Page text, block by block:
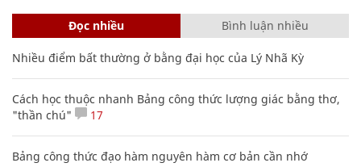
Đọc nhiều Bình luận nhiều
Nhiều điểm bất thường ở bằng đại học của Lý Nhã Kỳ
Cách học thuộc nhanh Bảng công thức lượng giác bằng thơ,
"thần chú"
17
Bảng công thức đạo hàm nguyên hàm cơ bản cần nhớ